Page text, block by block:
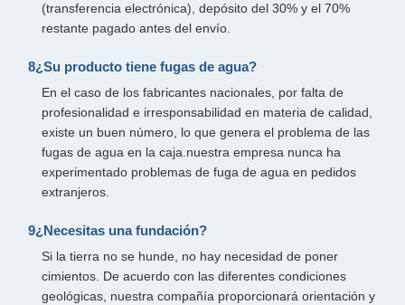
(transferencia electrónica), depósito del 30% y el 70%
restante pagado antes del envío.
8¿Su producto tiene fugas de agua?
En el caso de los fabricantes nacionales, por falta de
profesionalidad e irresponsabilidad en materia de calidad,
existe un buen número, lo que genera el problema de las
fugas de agua en la caja.nuestra empresa nunca ha
experimentado problemas de fuga de agua en pedidos
extranjeros.
9¿Necesitas una fundación?
Si la tierra no se hunde, no hay necesidad de poner
cimientos. De acuerdo con las diferentes condiciones
geológicas, nuestra compañía proporcionará orientación y